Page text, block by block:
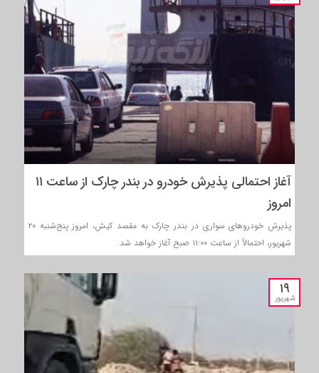
آغاز احتمالی پذیرش خودرو در بندر چارک از ساعت ۱۱
امروز
پذیرش خودروهای سواری در بندر چارک به مقصد کیش، امروز پنج‌شنبه ۲۰
شهریور، احتمالاً از ساعت ۱۱:۰۰ صبح آغاز خواهد شد.
۱۹
شهریور